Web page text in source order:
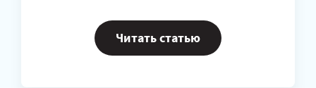
Читать статью